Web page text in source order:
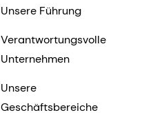
Unsere Führung
Verantwortungsvolle
Unternehmen
Unsere
Geschäftsbereiche